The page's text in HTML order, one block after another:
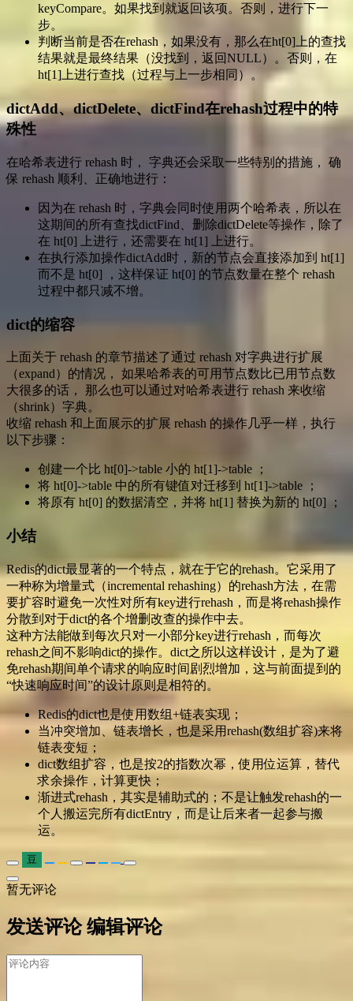
keyCompare。如果找到就返回该项。否则，进行下一
步。
判断当前是否在rehash，如果没有，那么在ht[0]上的查找
结果就是最终结果（没找到，返回NULL）。否则，在
ht[1]上进行查找（过程与上一步相同）。
dictAdd、dictDelete、dictFind在rehash过程中的特
殊性
在哈希表进行 rehash 时， 字典还会采取一些特别的措施， 确
保 rehash 顺利、正确地进行：
因为在 rehash 时，字典会同时使用两个哈希表，所以在
这期间的所有查找dictFind、删除dictDelete等操作，除了
在 ht[0] 上进行，还需要在 ht[1] 上进行。
在执行添加操作dictAdd时，新的节点会直接添加到 ht[1]
而不是 ht[0] ，这样保证 ht[0] 的节点数量在整个 rehash
过程中都只减不增。
dict的缩容
上面关于 rehash 的章节描述了通过 rehash 对字典进行扩展
（expand）的情况， 如果哈希表的可用节点数比已用节点数
大很多的话， 那么也可以通过对哈希表进行 rehash 来收缩
（shrink）字典。
收缩 rehash 和上面展示的扩展 rehash 的操作几乎一样，执行
以下步骤：
创建一个比 ht[0]->table 小的 ht[1]->table ；
将 ht[0]->table 中的所有键值对迁移到 ht[1]->table ；
将原有 ht[0] 的数据清空，并将 ht[1] 替换为新的 ht[0] ；
小结
Redis的dict最显著的一个特点，就在于它的rehash。它采用了
一种称为增量式（incremental rehashing）的rehash方法，在需
要扩容时避免一次性对所有key进行rehash，而是将rehash操作
分散到对于dict的各个增删改查的操作中去。
这种方法能做到每次只对一小部分key进行rehash，而每次
rehash之间不影响dict的操作。dict之所以这样设计，是为了避
免rehash期间单个请求的响应时间剧烈增加，这与前面提到的
“快速响应时间”的设计原则是相符的。
Redis的dict也是使用数组+链表实现；
当冲突增加、链表增长，也是采用rehash(数组扩容)来将
链表变短；
dict数组扩容，也是按2的指数次幂，使用位运算，替代
求余操作，计算更快；
渐进式rehash，其实是辅助式的；不是让触发rehash的一
个人搬运完所有dictEntry，而是让后来者一起参与搬
运。
豆
暂无评论
发送评论 编辑评论